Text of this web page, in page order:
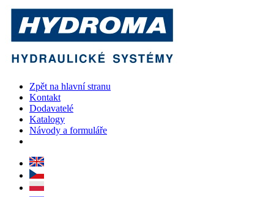
Zpět na hlavní stranu
Kontakt
Dodavatelé
Katalogy
Návody a formuláře